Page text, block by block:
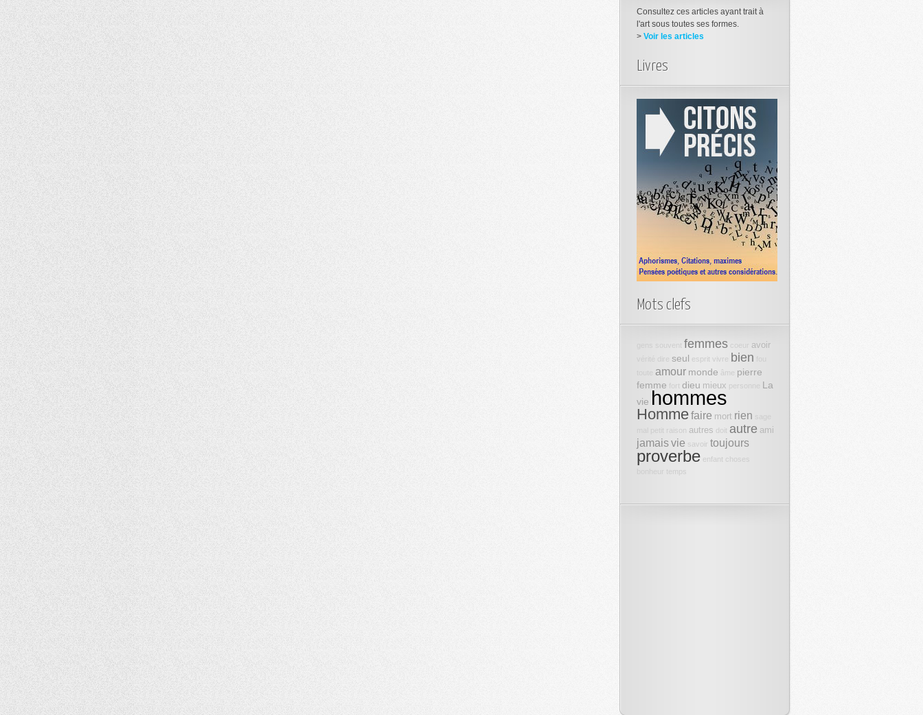
Consultez ces articles ayant trait à
l'art sous toutes ses formes.
> Voir les articles
Livres
Mots clefs
souvent femmes coeur avoir
seul esprit vivre bien fou
amour monde âme
pierre
femme fort dieu mieux personne
La
vie hommes
Hommefaire mort rien
petit raison autres doit autre ami
jamaisvie savoir toujours
proverbe enfant
choses
temps